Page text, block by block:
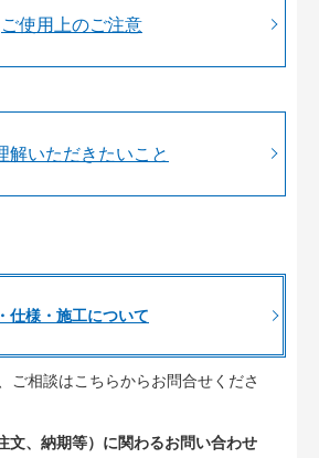
ご使用上のご注意
解いただきたいこと
仕様・施工について
ご相談はこちらからお問合せくださ
文、納期等）に関わるお問い合わせ